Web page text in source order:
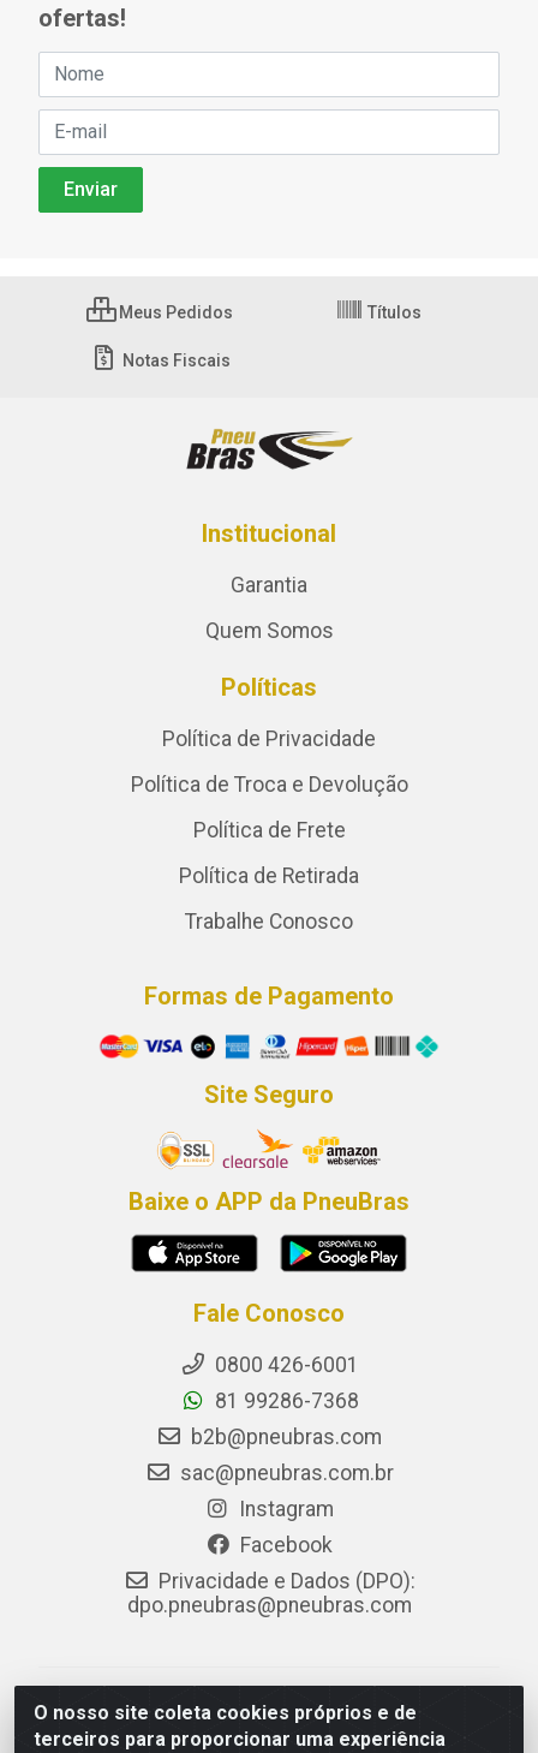
O nosso site coleta cookies próprios e de
terceiros para proporcionar uma experiência
ofertas!
Meus Pedidos Títulos
Notas Fiscais
Institucional
Garantia
Quem Somos
Políticas
Política de Privacidade
Política de Troca e Devolução
Política de Frete
Política de Retirada
Trabalhe Conosco
Formas de Pagamento
Site Seguro
Baixe o APP da PneuBras
Fale Conosco
0800 426-6001
81 99286-7368
b2b@pneubras.com
sac@pneubras.com.br
Instagram
Facebook
Privacidade e Dados (DPO):
dpo.pneubras@pneubras.com
PneuBras - Rodovia BR-101, KM 82 - Prazeres,
Jaboatão dos Guararapes/PE - CEP 54.335-000 - CNPJ